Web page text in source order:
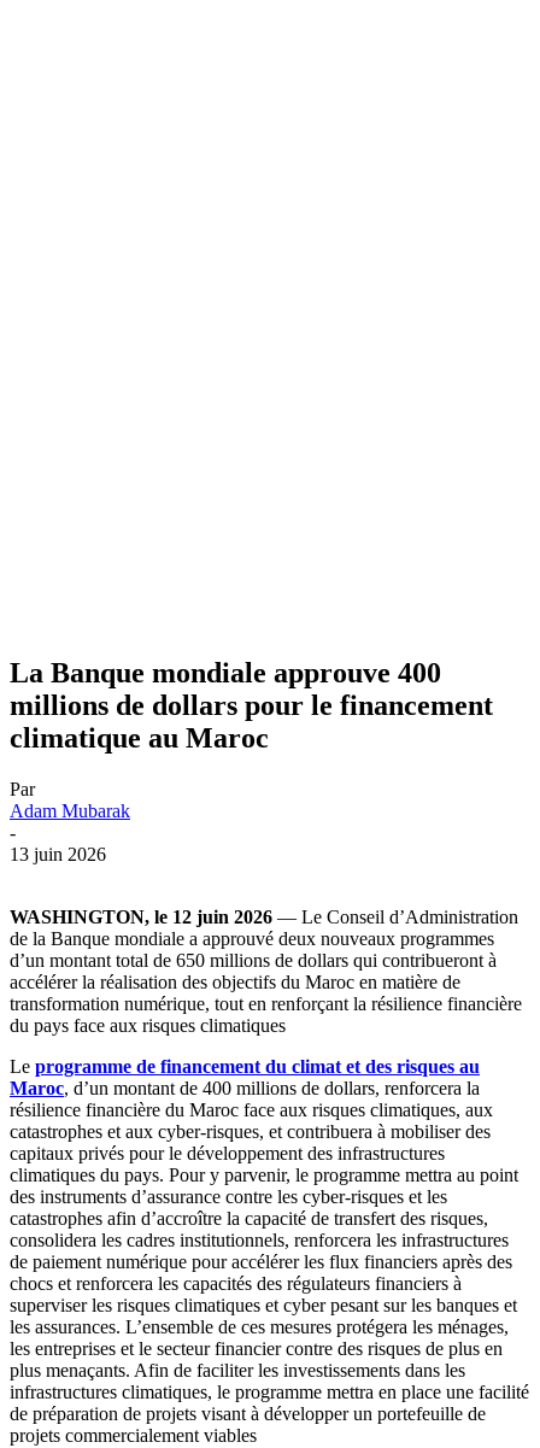
La Banque mondiale approuve 400
millions de dollars pour le financement
climatique au Maroc
Par
Adam Mubarak
-
13 juin 2026
WASHINGTON, le 12 juin 2026 — Le Conseil d’Administration
de la Banque mondiale a approuvé deux nouveaux programmes
d’un montant total de 650 millions de dollars qui contribueront à
accélérer la réalisation des objectifs du Maroc en matière de
transformation numérique, tout en renforçant la résilience financière
du pays face aux risques climatiques
Le programme de financement du climat et des risques au
Maroc, d’un montant de 400 millions de dollars, renforcera la
résilience financière du Maroc face aux risques climatiques, aux
catastrophes et aux cyber-risques, et contribuera à mobiliser des
capitaux privés pour le développement des infrastructures
climatiques du pays. Pour y parvenir, le programme mettra au point
des instruments d’assurance contre les cyber-risques et les
catastrophes afin d’accroître la capacité de transfert des risques,
consolidera les cadres institutionnels, renforcera les infrastructures
de paiement numérique pour accélérer les flux financiers après des
chocs et renforcera les capacités des régulateurs financiers à
superviser les risques climatiques et cyber pesant sur les banques et
les assurances. L’ensemble de ces mesures protégera les ménages,
les entreprises et le secteur financier contre des risques de plus en
plus menaçants. Afin de faciliter les investissements dans les
infrastructures climatiques, le programme mettra en place une facilité
de préparation de projets visant à développer un portefeuille de
projets commercialement viables